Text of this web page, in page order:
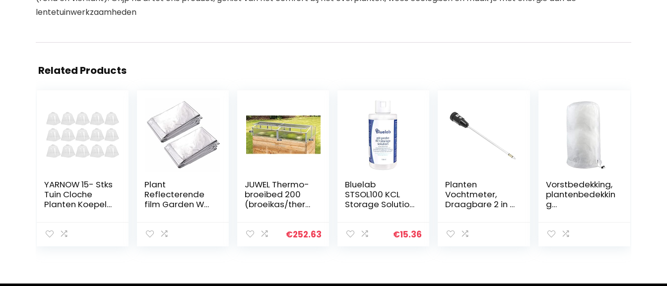
lentetuinwerkzaamheden
Related Products
YARNOW 15- Stks
Tuin Cloche
Planten Koepel
Vochtigheid
Uitbreidingsinst
Plant
Reflecterende
film Garden Wall
Foilbladen
JUWEL Thermo-
broeibed 200
(broeikas/therm
bloembak 2 x 1
€252.63
Bluelab
STSOL100 KCL
Storage Solution
€15.36
Planten
Vochtmeter,
Draagbare 2 in 1
Multifunctionele
Vorstbedekking,
plantenbedekkin
g
Sablingzakken
weer